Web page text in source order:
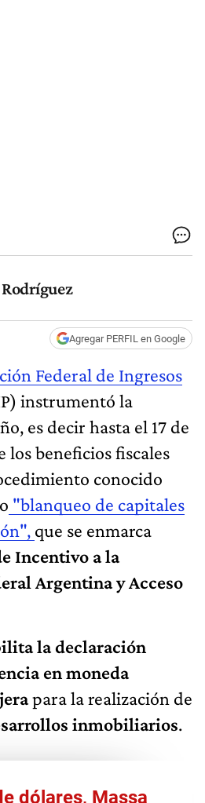
Agregar PERFIL en Google
Federal de Ingresos
instrumentó la
es decir hasta el 17 de
los beneficios fiscales
conocido
"blanqueo de capitales
que se enmarca
Incentivo a la
Argentina y Acceso
la declaración
en moneda
para la realización de
inmobiliarios.
dólares, Massa